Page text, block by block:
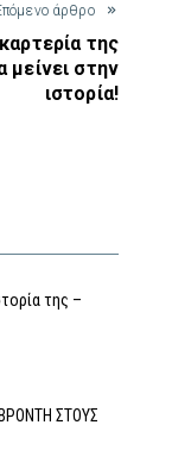
άρθρο
της
μείνει στην
ιστορία!
της –
ΣΤΟΥΣ